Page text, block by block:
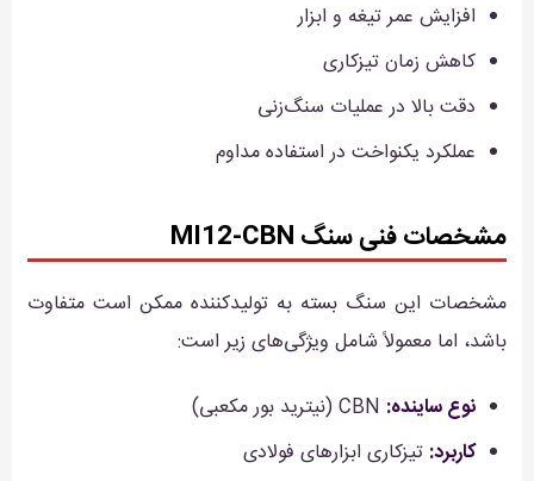
افزایش عمر تیغه و ابزار
کاهش زمان تیزکاری
دقت بالا در عملیات سنگ‌زنی
عملکرد یکنواخت در استفاده مداوم
مشخصات فنی سنگ MI12-CBN
مشخصات این سنگ بسته به تولیدکننده ممکن است متفاوت
باشد، اما معمولاً شامل ویژگی‌های زیر است:
نوع ساینده:
کاربرد: تیزکاری ابزارهای فولادی